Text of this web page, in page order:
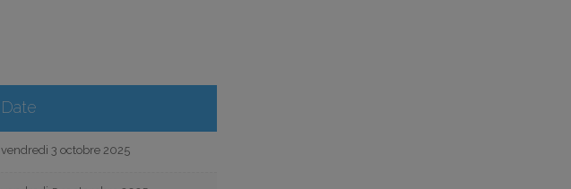
Date
vendredi 3 octobre 2025